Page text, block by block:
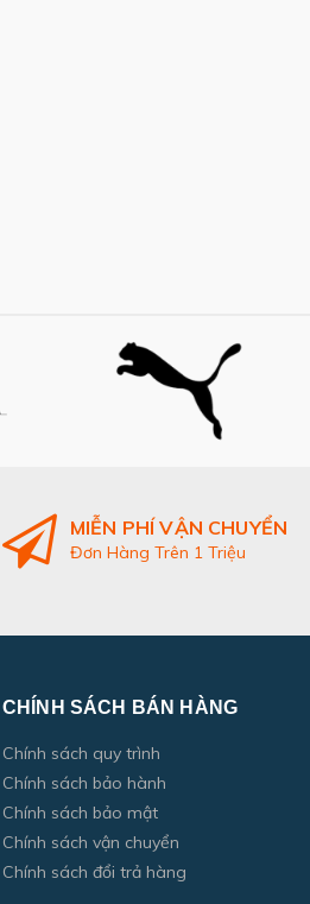
MIỄN PHÍ VẬN CHUYỂN
Đơn Hàng Trên 1 Triệu
CHÍNH SÁCH BÁN HÀNG
Chính sách quy trình
Chính sách bảo hành
Chính sách bảo mật
Chính sách vận chuyển
Chính sách đổi trả hàng